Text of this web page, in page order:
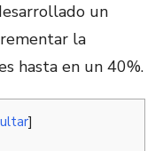
un
la
hasta en un 40%​​​​​​.
]